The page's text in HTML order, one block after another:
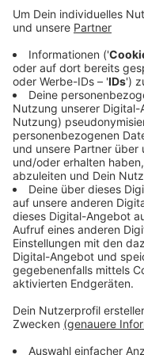
Gummersbacher
soll sich um vier
gehandelt haben,
zwanzig vor Acht
haben. Der Mann
verletzt - er wurde
zu den Tätern hat,
Gummersbach
Veröffentlicht:
Anzeige